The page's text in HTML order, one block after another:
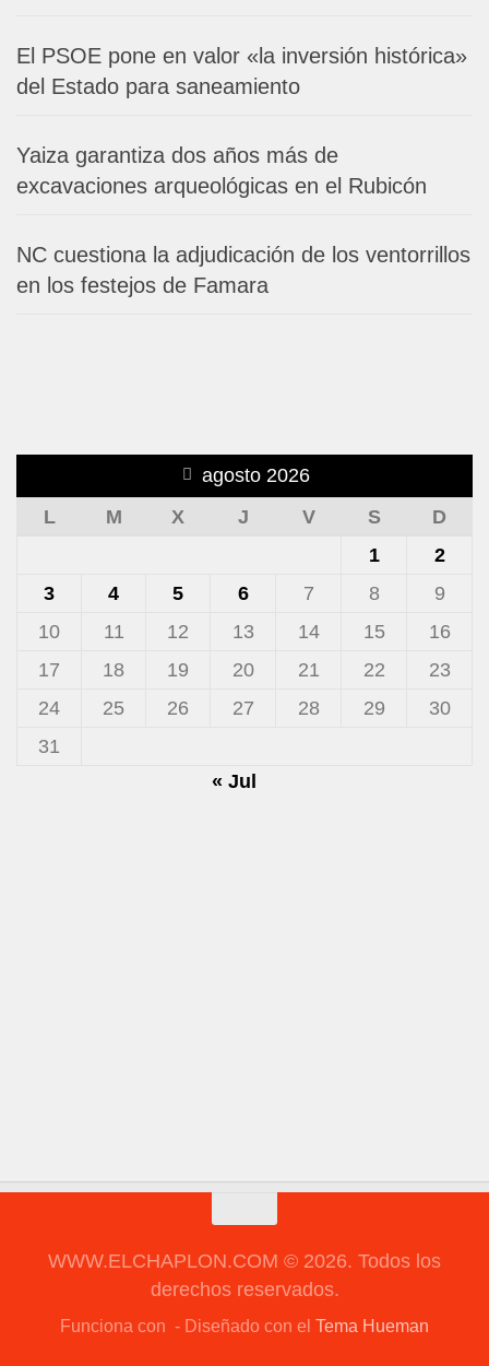
El PSOE pone en valor «la inversión histórica»
del Estado para saneamiento
Yaiza garantiza dos años más de
excavaciones arqueológicas en el Rubicón
NC cuestiona la adjudicación de los ventorrillos
en los festejos de Famara
agosto 2026
L
M X J V S
D
1
2
3
4 5 6 7 8
9
10
11 12 13 14 15
16
17
18 19 20 21 22
23
24
25 26 27 28 29
30
31
« Jul
WWW.ELCHAPLON.COM © 2026. Todos los
derechos reservados.
Funciona con - Diseñado con el Tema Hueman